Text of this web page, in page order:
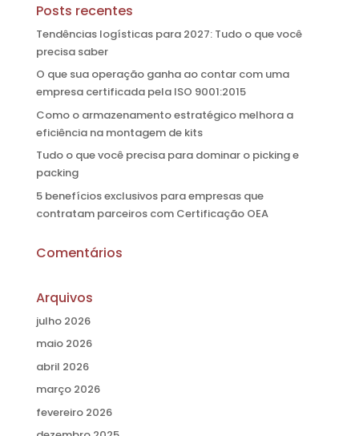
Posts recentes
Tendências logísticas para 2027: Tudo o que você
precisa saber
O que sua operação ganha ao contar com uma
empresa certificada pela ISO 9001:2015
Como o armazenamento estratégico melhora a
eficiência na montagem de kits
Tudo o que você precisa para dominar o picking e
packing
5 benefícios exclusivos para empresas que
contratam parceiros com Certificação OEA
Comentários
Arquivos
julho 2026
maio 2026
abril 2026
março 2026
fevereiro 2026